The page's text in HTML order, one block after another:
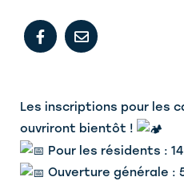
Les inscriptions pour les
ouvriront bientôt !
Pour les résidents :
Ouverture générale :